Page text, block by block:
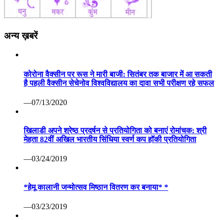
अन्य ख़बरें
कोरोना वैक्सीन पर रूस ने मारी बाजी: सितंबर तक बाजार में आ सकती
है पहली वैक्सीन सेचेनोव विश्वविद्यालय का दावा सभी परीक्षण रहे सफल
—07/13/2020
खिलाडी अपने श्रेष्ठ प्रदर्षन से प्रतियोगिता को बनाएं रोमांचक: श्री
मेहता 82वीं अखिल भारतीय सिंधिया स्वर्ण कप हॉकी प्रतियोगिता
—03/24/2019
*हेमू कालानी जन्मोत्सव मिष्ठान वितरण कर बनाया* *
—03/23/2019